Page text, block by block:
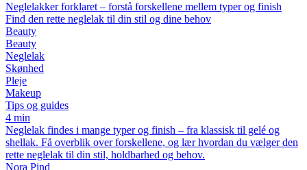
Neglelakker forklaret – forstå forskellene mellem typer og finish
Find den rette neglelak til din stil og dine behov
Beauty
Beauty
Neglelak
Skønhed
Pleje
Makeup
Tips og guides
4 min
Neglelak findes i mange typer og finish – fra klassisk til gelé og
shellak. Få overblik over forskellene, og lær hvordan du vælger den
rette neglelak til din stil, holdbarhed og behov.
Nora Pind